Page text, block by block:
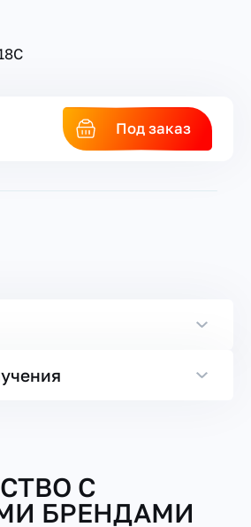
Под заказ
С
БРЕНДАМИ